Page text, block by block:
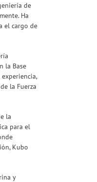
de
Ha
el cargo de
la Base
la Fuerza
la
para el
Kubo
y